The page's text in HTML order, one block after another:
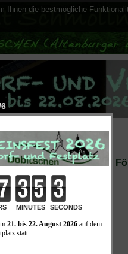
Vereine|Dorf- & Förderverein
des Dorf- und
/ Uhrzeit
Sa., 22.03.2025, 09:00 Uhr
Abholung
Ihnen die bestmögliche